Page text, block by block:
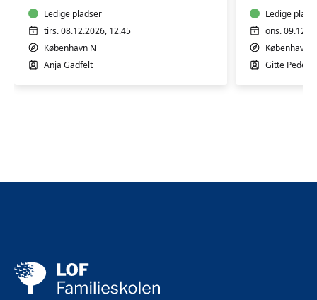
Ledige pladser
tirs. 08.12.2026, 12.45
København N
Anja Gadfelt
Ledige
ons.
København Ø
Gitte